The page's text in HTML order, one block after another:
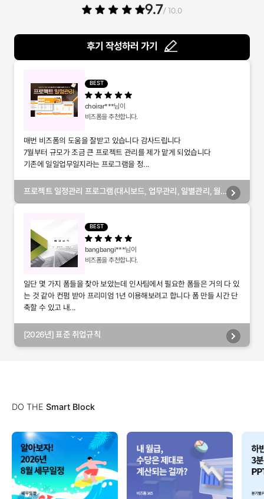
9.7/ 10.0
후기 작성하러 가기
BEST
choirar***님이
비즈폼을 추천합니다.
매번 비즈폼의 도움을 잘받고 있습니다 감사드립니다
7월부터 규모가 조금 큰 프로젝트 관리를 제가 맡게 되었습니다
기존에 일일업무일지라는 프로그램을 정...
프로젝트 일정관리 프로그램(대시보드, 업무관리, 일별관리, 월
BEST
bangbangi***님이
비즈폼을 추천합니다.
일단 몇 가지 폼들을 찾아 보았는데 인사팀에서 필요한 폼들은 거의 다 있
는 것 같아 컨펌 받아 프리미엄 1년 이용해보려고 합니다 폼 만들 시간 단
축할 수 있고 내...
[2026년] 표준 취업규칙
DO THE Smart Block